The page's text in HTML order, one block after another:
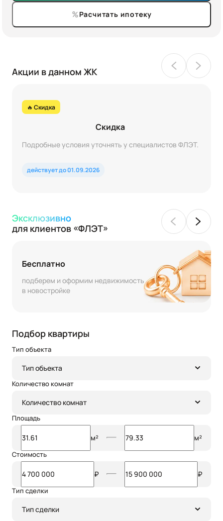
Расчитать ипотеку
Акции в данном ЖК
🔥 Скидка
Скидка
Подробные условия уточнять у специалистов ФЛЭТ.
действует до 01.09.2026
Эксклюзивно
для клиентов «ФЛЭТ»
Бесплатно
подберем и оформим недвижимость
в новостройке
Подбор квартиры
Тип объекта
Тип объекта
Количество комнат
Количество комнат
Площадь
м² м²
Стоимость
₽ ₽
Тип сделки
Тип сделки